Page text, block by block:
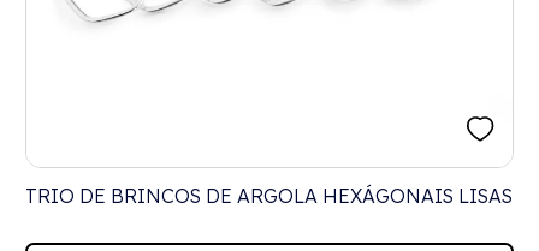
TRIO DE BRINCOS DE ARGOLA HEXÁGONAIS LISAS